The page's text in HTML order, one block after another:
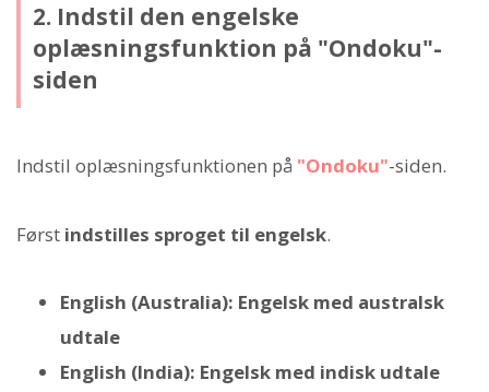
2. Indstil den engelske
oplæsningsfunktion på "Ondoku"-
siden
Indstil oplæsningsfunktionen på "Ondoku"-siden.
Først indstilles sproget til engelsk.
English (Australia): Engelsk med australsk
udtale
English (India): Engelsk med indisk udtale